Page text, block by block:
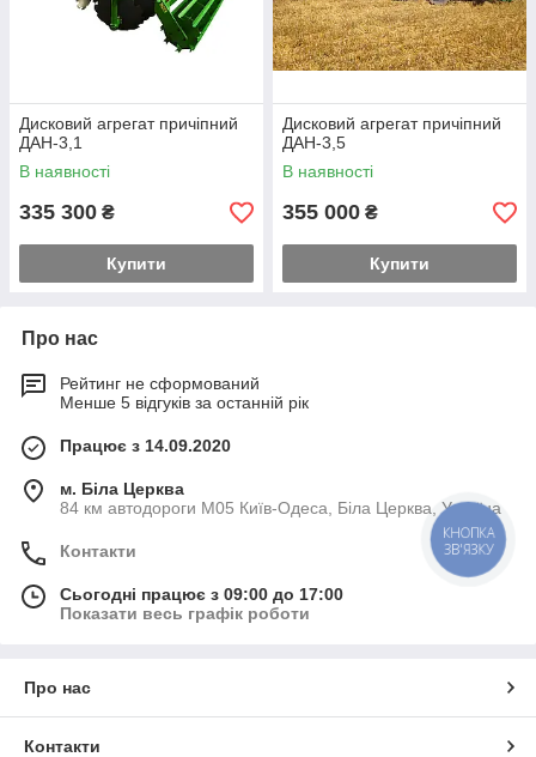
Дисковий агрегат причіпний
ДАН-3,1
В наявності
335 300 ₴
Купити
Дисковий агрегат причіпний
ДАН-3,5
В наявності
355 000 ₴
Купити
Про нас
Рейтинг не сформований
Менше 5 відгуків за останній рік
Працює з 14.09.2020
м. Біла Церква
84 км автодороги М05 Київ-Одеса, Біла Церква, Україна
Контакти
Сьогодні працює з 09:00 до 17:00
Показати весь графік роботи
Про нас
Контакти
КНОПКА
ЗВ'ЯЗКУ